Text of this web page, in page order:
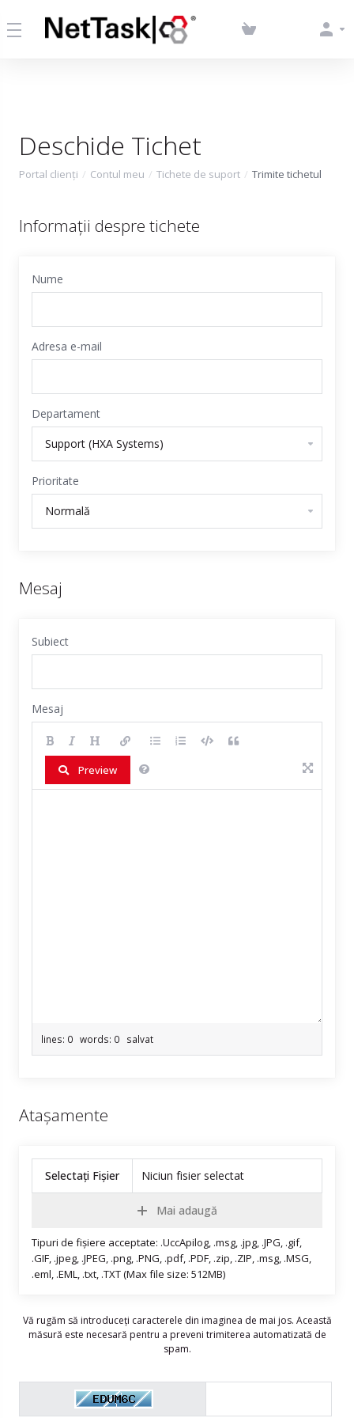
Deschide Tichet
Portal clienți Contul meu Tichete de suport Trimite tichetul
Informații despre tichete
Nume
Adresa e-mail
Departament
Prioritate
Mesaj
Subiect
Mesaj
Preview
lines: 0 words: 0 salvat
Atașamente
Selectați Fișier Niciun fisier selectat
Mai adaugă
Tipuri de fișiere acceptate: .UccApilog, .msg, .jpg, .JPG, .gif,
.GIF, .jpeg, .JPEG, .png, .PNG, .pdf, .PDF, .zip, .ZIP, .msg, .MSG,
.eml, .EML, .txt, .TXT (Max file size: 512MB)
Vă rugăm să introduceți caracterele din imaginea de mai jos. Această
măsură este necesară pentru a preveni trimiterea automatizată de
spam.